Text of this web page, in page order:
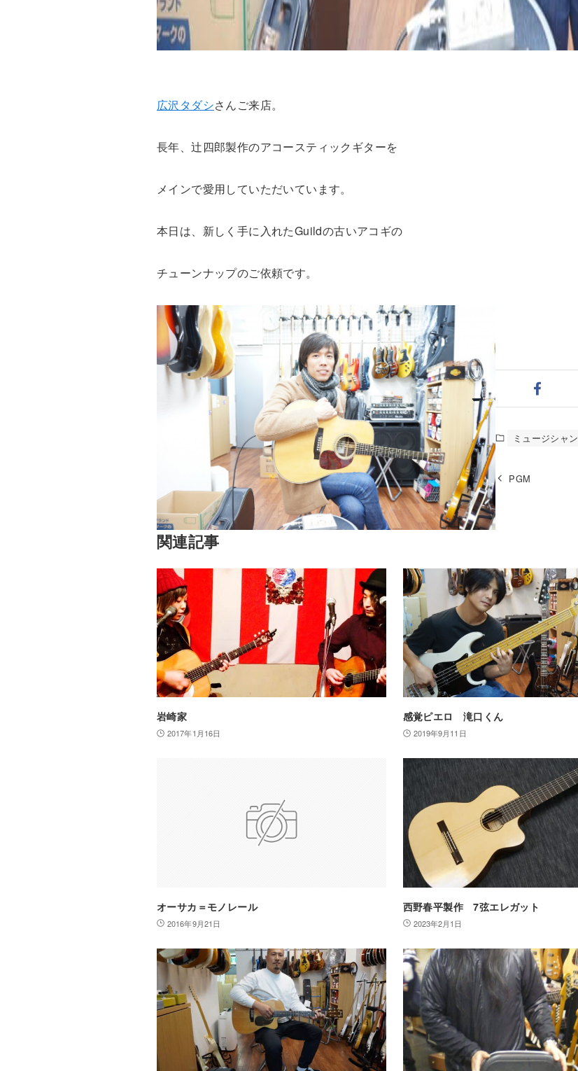
広沢タダシさんご来店。
長年、辻四郎製作のアコースティックギターを
メインで愛用していただいています。
本日は、新しく手に入れたGuildの古いアコギの
チューンナップのご依頼です。
ミュージシャン
PGM
関連記事
岩崎家
2017年1月16日
感覚ピエロ 滝口くん
2019年9月11日
オーサカ＝モノレール
2016年9月21日
西野春平製作 7弦エレガット
2023年2月1日